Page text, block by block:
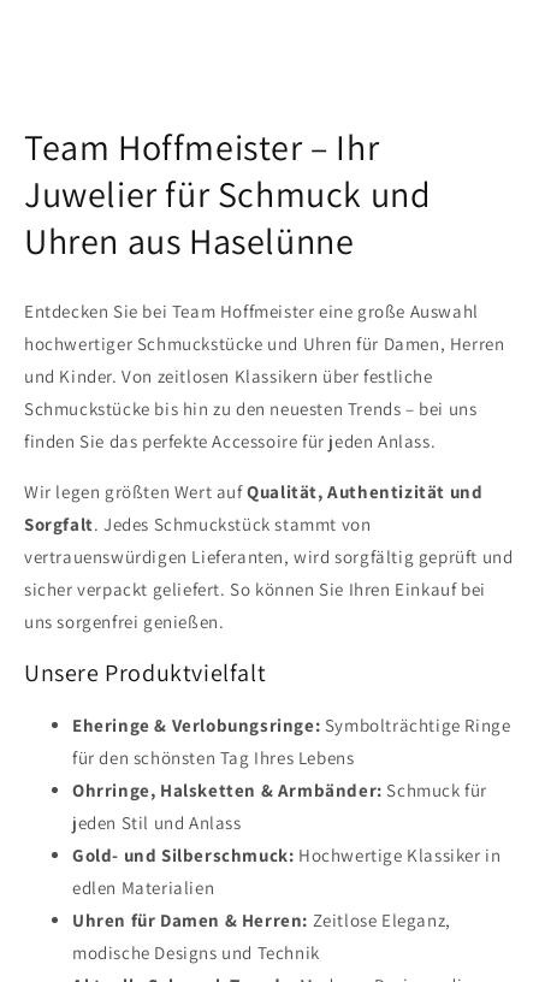
Team Hoffmeister – Ihr
Juwelier für Schmuck und
Uhren aus Haselünne
Entdecken Sie bei Team Hoffmeister eine große Auswahl
hochwertiger Schmuckstücke und Uhren für Damen, Herren
und Kinder. Von zeitlosen Klassikern über festliche
Schmuckstücke bis hin zu den neuesten Trends – bei uns
finden Sie das perfekte Accessoire für jeden Anlass.
Wir legen größten Wert aufQualität, Authentizität und
Sorgfalt. Jedes Schmuckstück stammt von
vertrauenswürdigen Lieferanten, wird sorgfältig geprüft und
sicher verpackt geliefert. So können Sie Ihren Einkauf bei
uns sorgenfrei genießen.
Unsere Produktvielfalt
Eheringe & Verlobungsringe: Symbolträchtige Ringe
für den schönsten Tag Ihres Lebens
Ohrringe, Halsketten & Armbänder: Schmuck für
jeden Stil und Anlass
Gold- und Silberschmuck: Hochwertige Klassiker in
edlen Materialien
Uhren für Damen & Herren: Zeitlose Eleganz,
modische Designs und Technik